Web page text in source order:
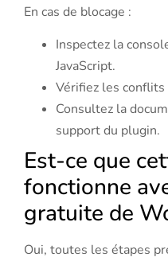
En cas de blocage :
Inspectez la
JavaScript.
Vérifiez les
Consultez la
support du plugin.
Est-ce que
fonctionne
gratuite de
Oui, toutes les étapes